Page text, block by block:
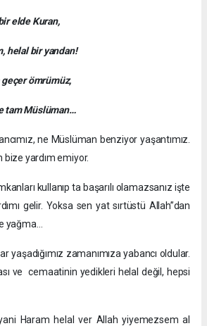
elde Kuran,
helal bir yandan!
ömrümüz,
tam Müslüman…
ne Müslüman benziyor yaşantımız.
bize yardım emiyor.
kullanıp ta başarılı olamazsanız işte
gelir. Yoksa sen yat sırtüstü Allah”dan
yağma…
zamanımıza yabancı oldular.
ve cemaatinin yedikleri helal değil, hepsi
Haram helal ver Allah yiyemezsem al